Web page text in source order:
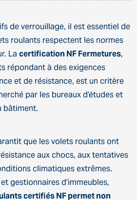
de verrouillage, il est essentiel de
roulants respectent les normes
Lacertification NF Fermetures,
répondant à des exigences
et de résistance, est un critère
par les bureaux d’études et
bâtiment.
que les volets roulants ont
aux chocs, aux tentatives
climatiques extrêmes.
gestionnaires d’immeubles,
certifiés NF permet non